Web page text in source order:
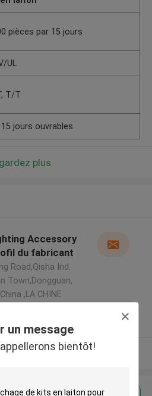
un message
bientôt!
pièces par 15 jours
UL
T/T
15 jours ouvrables
plus
Accessory
du fabricant
Road,Qisha Ind.
Town,Dongguan,
,LA CHINE
plus